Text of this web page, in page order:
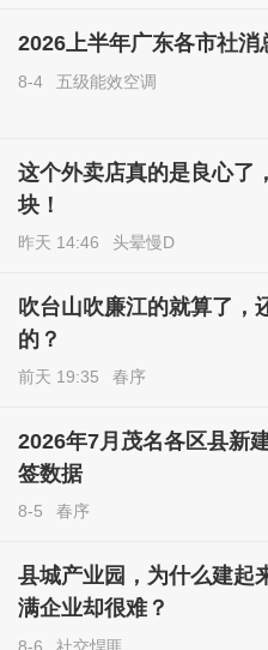
2026上半年广东各市社消
8-4 五级能效空调
这个外卖店真的是良心了
块！
昨天 14:46 头晕慢D
吹台山吹廉江的就算了，
的？
前天 19:35 春序
2026年7月茂名各区县新
签数据
8-5 春序
县城产业园，为什么建起
满企业却很难？
8-6 社交悍匪